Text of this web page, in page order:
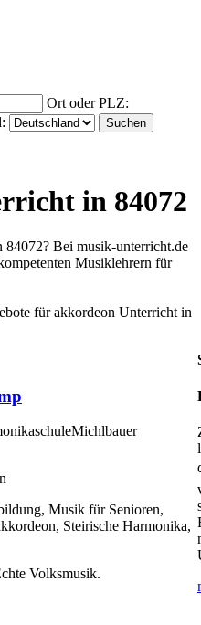
Ort oder PLZ:
in 84072
84072? Bei musik-unterricht.de
Musiklehrern für
für akkordeon Unterricht in
Michlbauer
Musik für Senioren,
Steirische Harmonika,
Volksmusik.